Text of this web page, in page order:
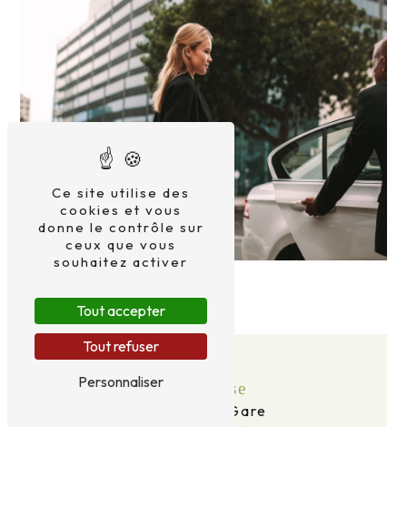
Adresse
2 Av. de la Gare
63120 Courpière
Ce site utilise des
cookies et vous
donne le contrôle sur
ceux que vous
souhaitez activer
Tout accepter
Tout refuser
Personnaliser